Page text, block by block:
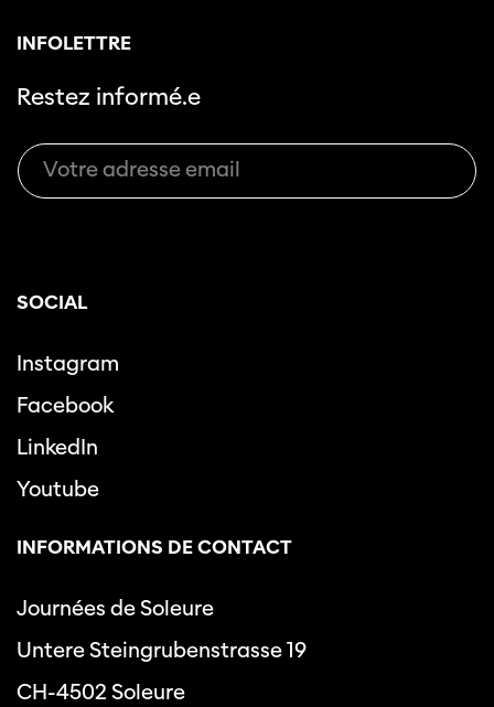
INFOLETTRE
Restez informé.e
SOCIAL
Instagram
Facebook
LinkedIn
Youtube
INFORMATIONS DE CONTACT
Journées de Soleure
Untere Steingrubenstrasse 19
CH-4502 Soleure